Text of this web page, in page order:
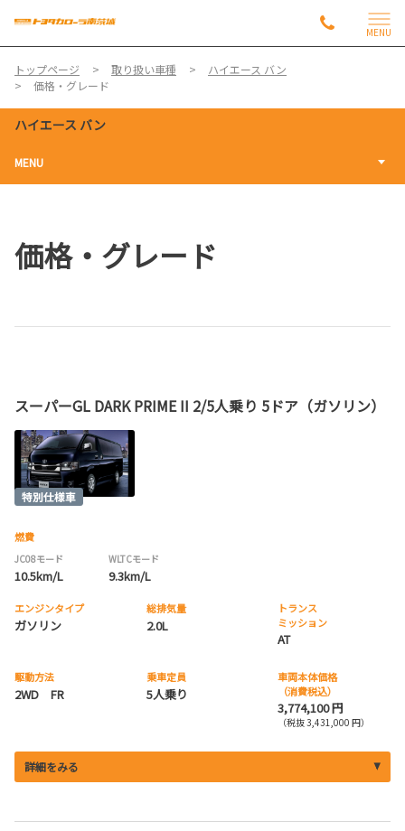
MENU
トップページ 取り扱い車種
ハイエース バン
価格・グレード
ハイエース バン
MENU
価格・グレード
スーパーGL DARK PRIME II 2/5人乗り 5ドア（ガソリン）
燃費
JC08モード
10.5km/L
WLTCモード
9.3km/L
エンジンタイプ
ガソリン
総排気量
2.0L
トランス
ミッション
AT
駆動方法
2WD FR
乗車定員
5人乗り
車両本体価格
（消費税込）
3,774,100 円
（税抜 3,431,000 円）
詳細をみる